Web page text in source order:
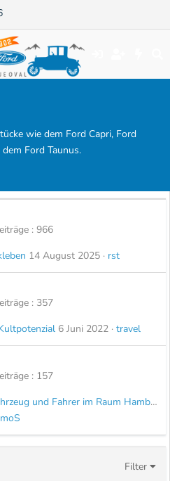
wie dem Ford Capri, Ford
Ford Taunus.
966
14 August 2025 rst
357
6 Juni 2022 travel
157
Ford Taunus 20M Fahrzeug und Fahrer im Raum Hamburg gesucht
Filter